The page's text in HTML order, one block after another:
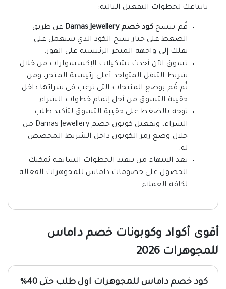
باتباعك لخطوات التفعيل التالية:
قُم بنسخ كود خصم Damas Jewellery
عن طريق
الضغط على خيار نسخ الكود الذي سيعمل على
نقلك إلى واجهة المتجر الرئيسية على الفور.
تسوق الآن أحدث تشكيلات الإكسسوارات من خلال
شريط التنقل المتواجد أعلى رئيسية المتجر، ومن
ثُم قُم بوضع المنتجات التي ترغب في شرائها داخل
حقيبة التسوق من أجل إتمام خطوات الشراء.
توجه بالضغط على حقيبة التسوق لتأكيد طلب
الشراء، وتفعيل كوبون خصم Damas Jewellery من
خلال وضع رمز الكوبون داخل الشريط المخصص
له.
بعد الانتهاء من تنفيذ الخطوات السابقة يُمكنك
الحصول على خصومات داماس للمجوهرات الفعالة
لكافة العملاء.
أقوى أكواد وكوبونات خصم داماس
للمجوهرات 2026
كود خصم داماس للمجوهرات اول طلب حتى 40%